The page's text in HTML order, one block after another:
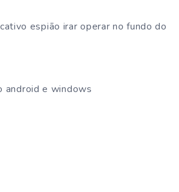
espião irar operar no fundo do
android e windows